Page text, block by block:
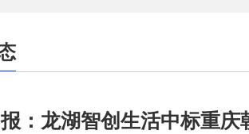
：龙湖智创生活中标重